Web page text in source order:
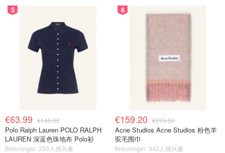
5
€63.99 €145.00
Polo Ralph Lauren POLO RALPH
LAUREN 深蓝色珠地布 Polo衫
Breuninger 350人感兴趣
6
€159.20 €270.00
Acne Studios Acne Studios 粉色羊
驼毛围巾
Breuninger 342人感兴趣